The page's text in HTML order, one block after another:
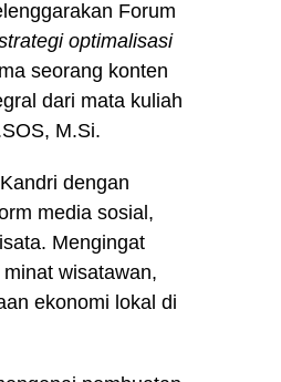
Forum
optimalisasi
seorang konten
dari mata kuliah
M.Si.
dengan
media sosial,
Mengingat
wisatawan,
ekonomi lokal di